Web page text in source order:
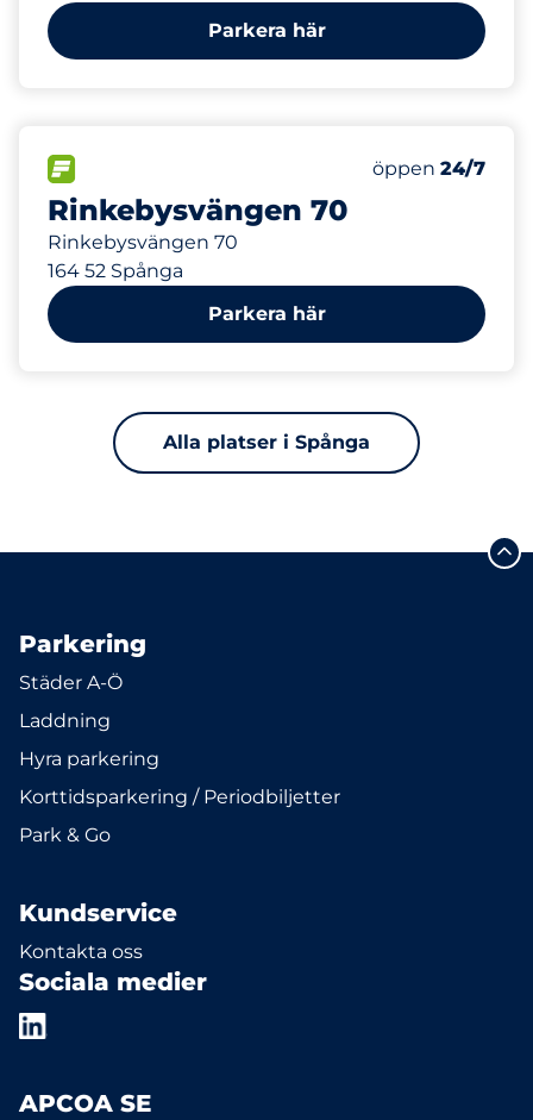
Parkera här
Rinkebysvängen 70
Rinkebysvängen 70
164 52 Spånga
Antal
Totalt antal
Electric Car
Lördag
öppen 24/7
Parkera här
Alla platser i Spånga
Parkering
Städer A-Ö
Laddning
Hyra parkering
Korttidsparkering / Periodbiljetter
Park & Go
Kundservice
Kontakta oss
Sociala medier
APCOA SE